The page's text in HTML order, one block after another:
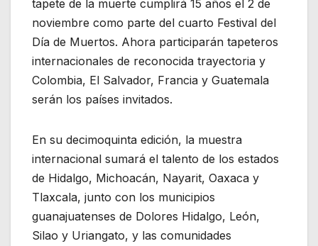
tapete de la muerte cumplirá 15 años el 2 de
noviembre como parte del cuarto Festival del
Día de Muertos. Ahora participarán tapeteros
internacionales de reconocida trayectoria y
Colombia, El Salvador, Francia y Guatemala
serán los países invitados.
En su decimoquinta edición, la muestra
internacional sumará el talento de los estados
de Hidalgo, Michoacán, Nayarit, Oaxaca y
Tlaxcala, junto con los municipios
guanajuatenses de Dolores Hidalgo, León,
Silao y Uriangato, y las comunidades